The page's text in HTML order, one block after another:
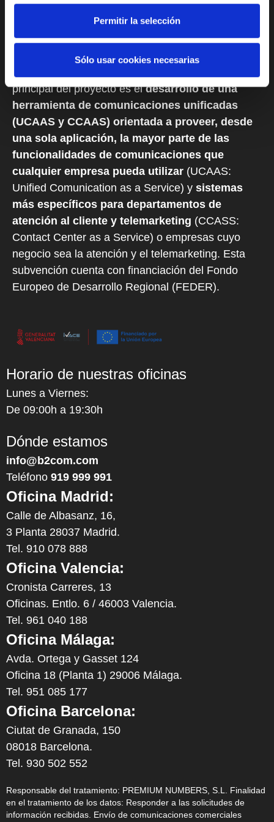
Permitir la selección
Sólo usar cookies necesarias
PREMIUM NUMBERS, S.L. ha recibido una ayuda
del organismo Instituto Valenciano de
Competitividad Empresarial (IVACE) dentro de la
actuación INNOVATeiC 2023 del programa de
principal del proyecto es eldesarrollo de una
herramienta de comunicaciones unificadas
(UCAAS y CCAAS) orientada a proveer, desde
una sola aplicación, la mayor parte de las
funcionalidades de comunicaciones que
cualquier empresa pueda utilizar (UCAAS:
Unified Comunication as a Service) y sistemas
más específicos para departamentos de
atención al cliente y telemarketing (CCASS:
Contact Center as a Service) o empresas cuyo
negocio sea la atención y el telemarketing. Esta
subvención cuenta con financiación del Fondo
Europeo de Desarrollo Regional (FEDER).
Horario de nuestras oficinas
Lunes a Viernes:
De 09:00h a 19:30h
Dónde estamos
info@b2com.com
Teléfono 919 999 991
Oficina Madrid:
Calle de Albasanz, 16,
3 Planta 28037 Madrid.
Tel. 910 078 888
Oficina Valencia:
Cronista Carreres, 13
Oficinas. Entlo. 6 / 46003 Valencia.
Tel. 961 040 188
Oficina Málaga:
Avda. Ortega y Gasset 124
Oficina 18 (Planta 1) 29006 Málaga.
Tel. 951 085 177
Oficina Barcelona:
Ciutat de Granada, 150
08018 Barcelona.
Tel. 930 502 552
Responsable del tratamiento: PREMIUM NUMBERS, S.L. Finalidad
en el tratamiento de los datos: Responder a las solicitudes de
información recibidas. Envío de comunicaciones comerciales